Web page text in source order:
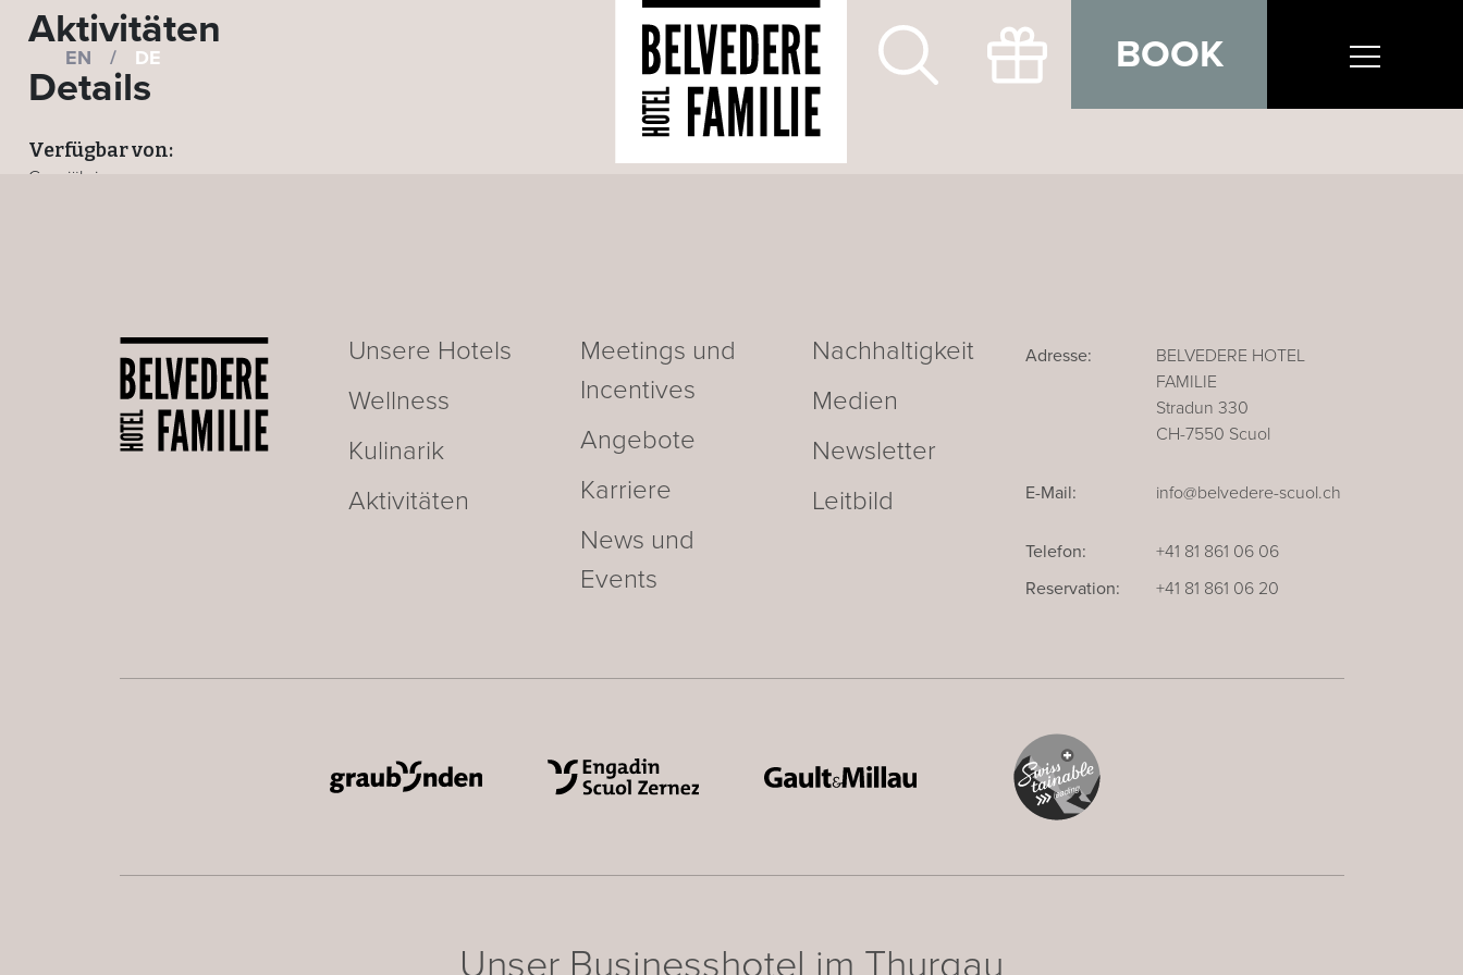
EN / DE BOOK
Aktivitäten
Details
Verfügbar von:
Ganzjährig
Unsere Hotels
Wellness
Kulinarik
Aktivitäten
Meetings und
Incentives
Angebote
Karriere
News und
Events
Nachhaltigkeit
Medien
Newsletter
Leitbild
Adresse:
BELVEDERE HOTEL
FAMILIE
Stradun 330
CH-7550 Scuol
E-Mail: info@belvedere-scuol.ch
Telefon:
+41 81 861 06 06
Reservation:
+41 81 861 06 20
Unser Businesshotel im Thurgau